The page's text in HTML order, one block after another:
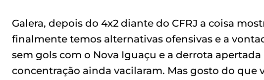
Galera, depois do 4x2 diante do CFRJ a coisa
finalmente temos alternativas ofensivas e a
sem gols com o Nova Iguaçu e a derrota
concentração ainda vacilaram. Mas gosto do